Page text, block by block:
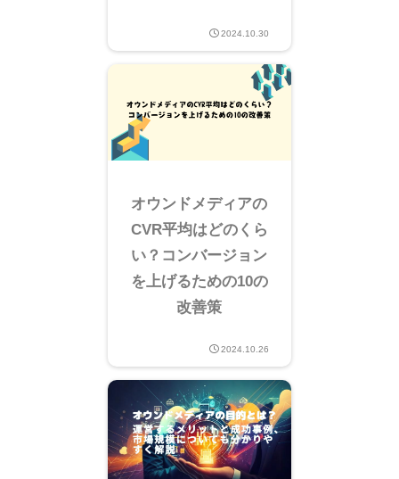
2024.10.30
オウンドメディアの
CVR平均はどのくら
い？コンバージョン
を上げるための10の
改善策
2024.10.26